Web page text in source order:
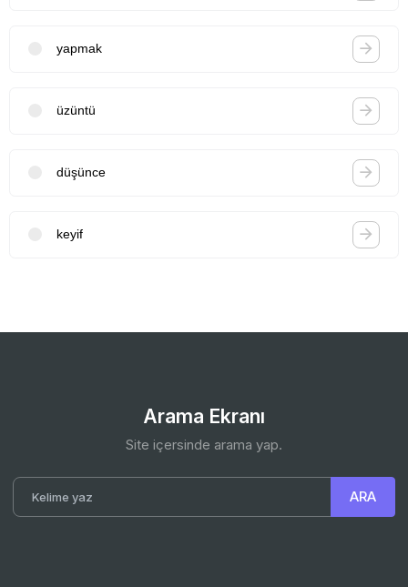
yapmak
üzüntü
düşünce
keyif
Arama Ekranı
Site içersinde arama yap.